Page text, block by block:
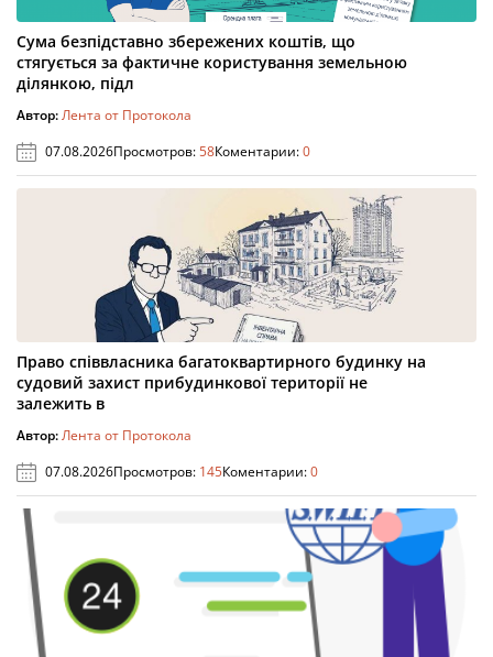
Сума безпідставно збережених коштів, що
стягується за фактичне користування земельною
ділянкою, підл
Автор:Лента от Протокола
07.08.2026Просмотров:58Коментарии:0
Право співвласника багатоквартирного будинку на
судовий захист прибудинкової території не
залежить в
Автор:Лента от Протокола
07.08.2026Просмотров: 145Коментарии:0